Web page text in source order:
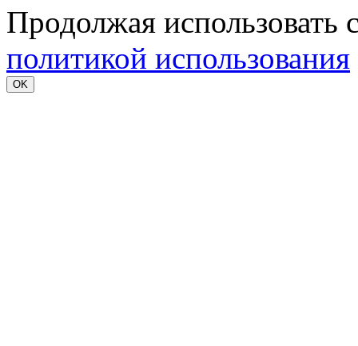
Продолжая использовать
политикой использования
OK